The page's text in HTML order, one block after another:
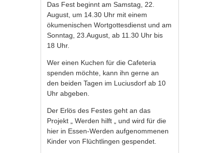
Das Fest beginnt am Samstag, 22.
August, um 14.30 Uhr mit einem
ökumenischen Wortgottesdienst und am
Sonntag, 23.August, ab 11.30 Uhr bis
18 Uhr.
Wer einen Kuchen für die Cafeteria
spenden möchte, kann ihn gerne an
den beiden Tagen im Luciusdorf ab 10
Uhr abgeben.
Der Erlös des Festes geht an das
Projekt „ Werden hilft „ und wird für die
hier in Essen-Werden aufgenommenen
Kinder von Flüchtlingen gespendet.